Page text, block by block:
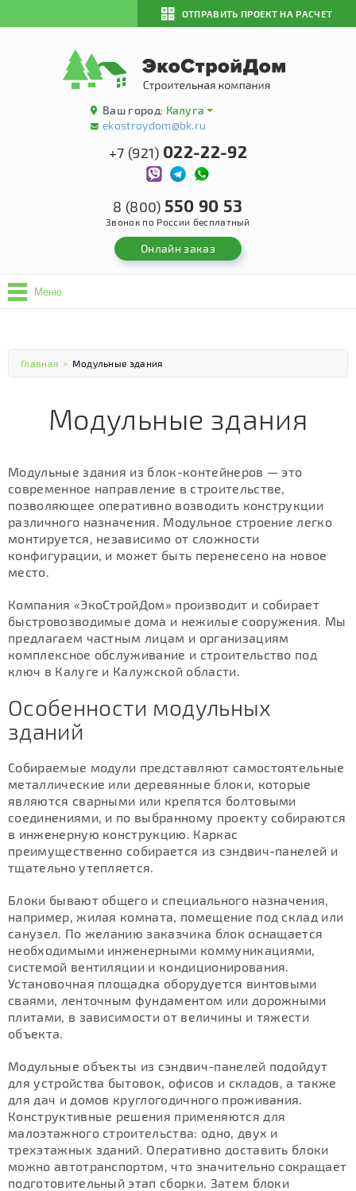
ОТПРАВИТЬ ПРОЕКТ НА РАСЧЕТ
Ваш город: Калуга
ekostroydom@bk.ru
+7 (921) 022-22-92
8 (800) 550 90 53
Звонок по России бесплатный
Онлайн заказ
Меню
Главная > Модульные здания
Модульные здания
Модульные здания из блок-контейнеров — это
современное направление в строительстве,
позволяющее оперативно возводить конструкции
различного назначения. Модульное строение легко
монтируется, независимо от сложности
конфигурации, и может быть перенесено на новое
место.
Компания «ЭкоСтройДом» производит и собирает
быстровозводимые дома и нежилые сооружения. Мы
предлагаем частным лицам и организациям
комплексное обслуживание и строительство под
ключ в Калуге и Калужской области.
Особенности модульных
зданий
Собираемые модули представляют самостоятельные
металлические или деревянные блоки, которые
являются сварными или крепятся болтовыми
соединениями, и по выбранному проекту собираются
в инженерную конструкцию. Каркас
преимущественно собирается из сэндвич-панелей и
тщательно утепляется.
Блоки бывают общего и специального назначения,
например, жилая комната, помещение под склад или
санузел. По желанию заказчика блок оснащается
необходимыми инженерными коммуникациями,
системой вентиляции и кондиционирования.
Установочная площадка оборудуется винтовыми
сваями, ленточным фундаментом или дорожными
плитами, в зависимости от величины и тяжести
объекта.
Модульные объекты из сэндвич-панелей подойдут
для устройства бытовок, офисов и складов, а также
для дач и домов круглогодичного проживания.
Конструктивные решения применяются для
малоэтажного строительства: одно, двух и
трехэтажных зданий. Оперативно доставить блоки
можно автотранспортом, что значительно сокращает
подготовительный этап сборки. Затем блоки